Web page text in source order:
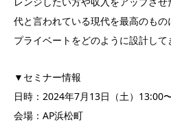
代と言われている現代を最高のも
プライベートをどのように設計して
▼セミナー情報
日時：2024年7月13日（土）13:00
会場：AP浜松町